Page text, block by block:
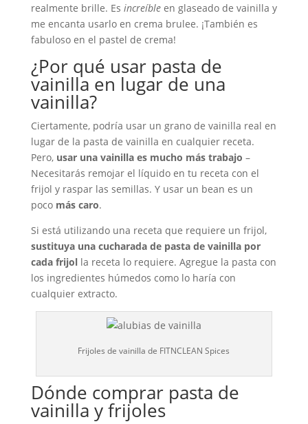
realmente brille. Es increíbleen glaseado de vainilla y
me encanta usarlo en crema brulee. ¡También es
fabuloso en el pastel de crema!
¿Por qué usar pasta de
vainilla en lugar de una
vainilla?
Ciertamente, podría usar un grano de vainilla real en
lugar de la pasta de vainilla en cualquier receta.
Pero, usar una vainilla es mucho más trabajo –
Necesitarás remojar el líquido en tu receta con el
frijol y raspar las semillas. Y usar un bean es un
poco más caro.
Si está utilizando una receta que requiere un frijol,
sustituya una cucharada de pasta de vainilla por
cada frijolla receta lo requiere. Agregue la pasta con
los ingredientes húmedos como lo haría con
cualquier extracto.
Frijoles de vainilla de FITNCLEAN Spices
Dónde comprar pasta de
vainilla y frijoles